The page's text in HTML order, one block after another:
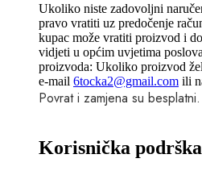
Ukoliko niste zadovoljni
pravo vratiti uz predočenje
kupac može vratiti proizvod i
vidjeti u općim uvjetima
proizvoda: Ukoliko proizvod
e-mail 6tocka2@gmail.com ili
Povrat i zamjena su besplatni.
Korisnička podrška